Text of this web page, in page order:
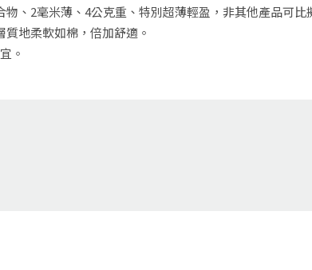
、2毫米薄、4公克重、特別超薄輕盈，非其他產品可比
地柔軟如棉，倍加舒適。
。